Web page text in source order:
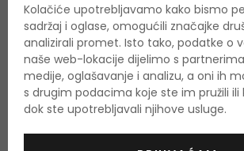
Nanesite više slojeva za više volumena.
Količina i sastojci
Količina: 8,5 ml
Kolačiće upotrebljavamo kako bismo
sadržaj i oglase, omogućili značajke
analizirali promet. Isto tako, podatke o
naše web-lokacije dijelimo s
medije, oglašavanje i analizu, a oni ih
s drugim podacima koje ste im pružili ili
dok ste upotrebljavali njihove usluge.